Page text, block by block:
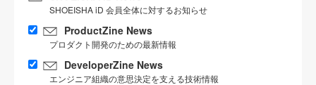
SHOEISHA iD 会員全体に対するお知らせ
ProductZine News
プロダクト開発のための最新情報
DeveloperZine News
エンジニア組織の意思決定を支える技術情報